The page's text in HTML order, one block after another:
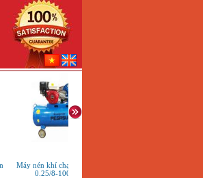
Máy nén khí chạy xăng TM-V-
0.25/8-100L (3HP)